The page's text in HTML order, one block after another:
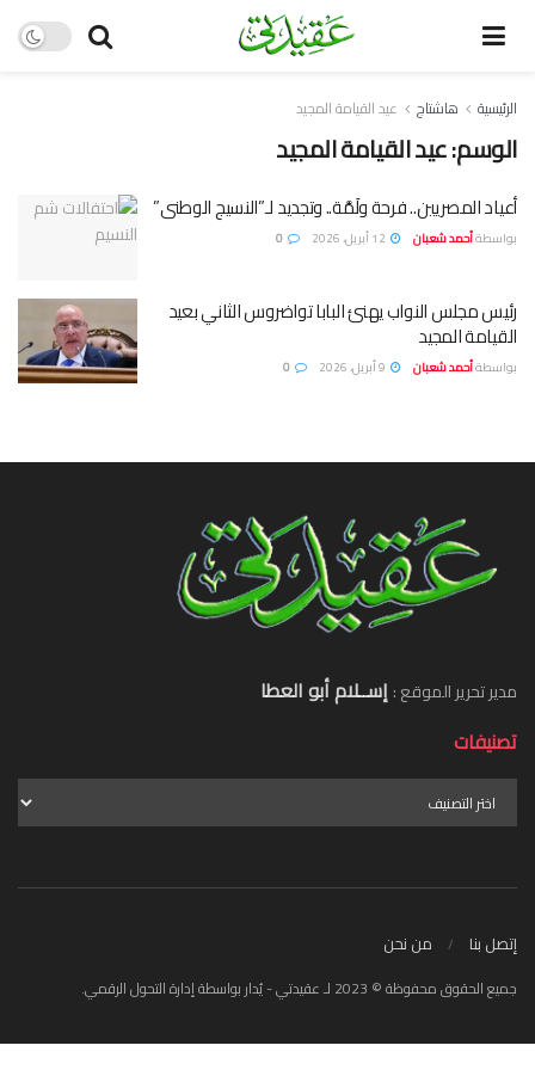
الرئيسية هاشتاج عيد القيامة المجيد
الوسم:عيد القيامة المجيد
أعياد المصريين.. فرحة ولَمَّة.. وتجديد لـ”النسيج الوطنى”
بواسطةأحمد شعبان
رئيس مجلس النواب يهنئ البابا تواضروس الثاني بعيد
القيامة المجيد
بواسطةأحمد شعبان
مدير تحرير الموقع :إســلام أبو العطا
تصنيفات
إتصل بنا من نحن
جميع الحقوق محفوظة © 2023 لـ عقيدتي - يُدار بواسطة إدارة التحول الرقمي.